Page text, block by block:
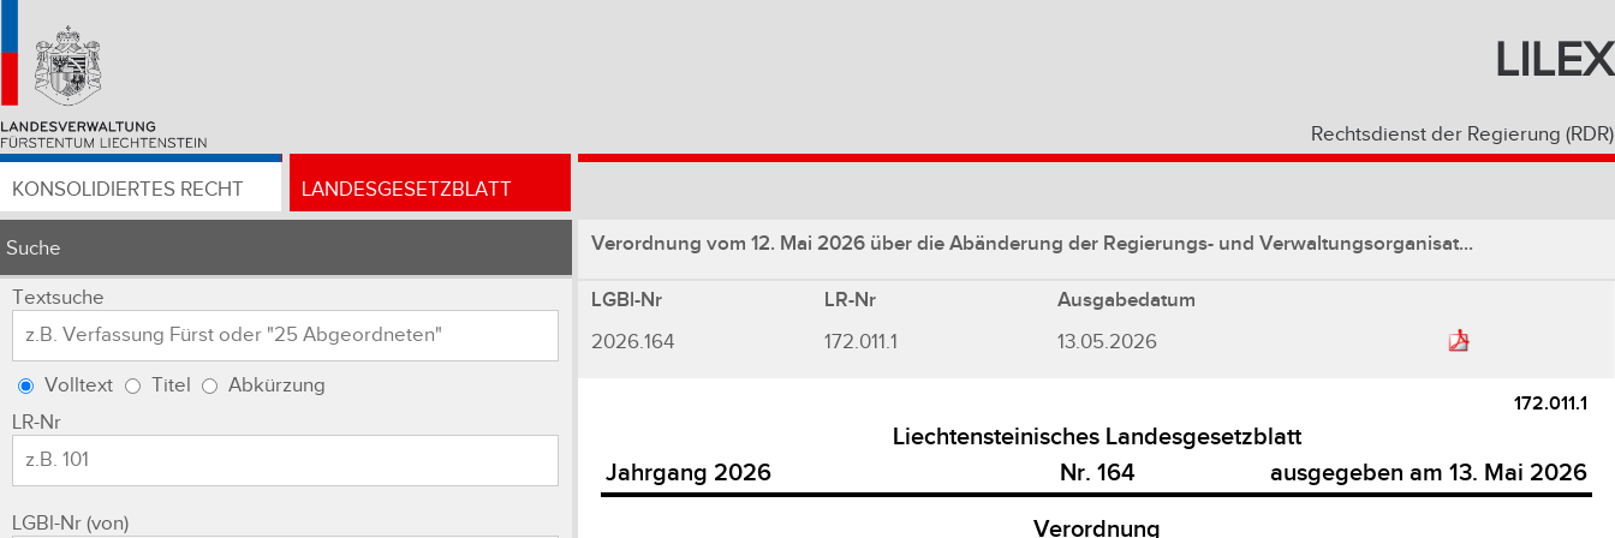
LILEX
Rechtsdienst der Regierung (RDR)
KONSOLIDIERTES RECHT LANDESGESETZBLATT
Suche
Textsuche
Volltext Titel
Abkürzung
LR-Nr
LGBl-Nr (von)
Verordnung vom 12. Mai 2026 über die Abänderung der Regierungs- und Verwaltungsorganisat...
LGBl-Nr LR-Nr Ausgabedatum
2026.164 172.011.1 13.05.2026